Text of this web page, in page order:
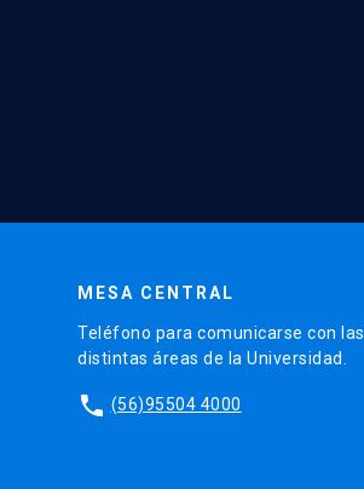
MESA CENTRAL
Teléfono para comunicarse con las
distintas áreas de la Universidad.
phone (56)95504 4000